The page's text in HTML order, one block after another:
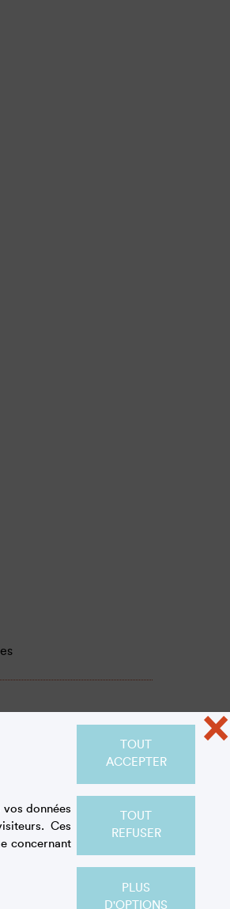
cuillère
×
données
Ces
concernant
TOUT
ACCEPTER
TOUT
REFUSER
PLUS
D'OPTIONS